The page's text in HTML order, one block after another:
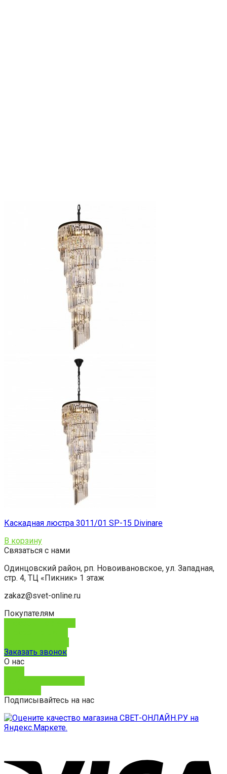
Каскадная люстра 3011/01 SP-15 Divinare
В корзину
Связаться с нами
Одинцовский район, рп. Новоивановское, ул. Западная,
стр. 4, ТЦ «Пикник» 1 этаж
zakaz@svet-online.ru
Покупателям
Заказать звонок
О нас
Подписывайтесь на нас